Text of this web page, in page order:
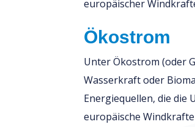
europäischer
Ökostrom
Unter Ökostrom (oder
Wasserkraft oder
Energiequellen, die die
europäische